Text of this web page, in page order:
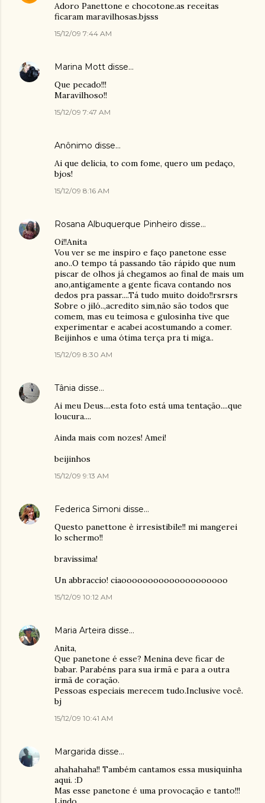
Adoro Panettone e chocotone.as receitas
ficaram maravilhosas.bjsss
15/12/09 7:44 AM
Marina Mott disse…
Que pecado!!!
Maravilhoso!!
15/12/09 7:47 AM
Anônimo disse…
Ai que delicia, to com fome, quero um pedaço,
bjos!
15/12/09 8:16 AM
Rosana Albuquerque Pinheiro disse…
Oi!!Anita
Vou ver se me inspiro e faço panetone esse
ano..O tempo tá passando tão rápido que num
piscar de olhos já chegamos ao final de mais um
ano,antigamente a gente ficava contando nos
dedos pra passar....Tá tudo muito doido!!rsrsrs
Sobre o jiló..,acredito sim,não são todos que
comem, mas eu teimosa e gulosinha tive que
experimentar e acabei acostumando a comer.
Beijinhos e uma ótima terça pra ti miga..
15/12/09 8:30 AM
Tânia disse…
Ai meu Deus....esta foto está uma tentação....que
loucura....
Ainda mais com nozes! Amei!
beijinhos
15/12/09 9:13 AM
Federica Simoni disse…
Questo panettone è irresistibile!! mi mangerei
lo schermo!!
bravissima!
Un abbraccio! ciaoooooooooooooooooooo
15/12/09 10:12 AM
Maria Arteira disse…
Anita,
Que panetone é esse? Menina deve ficar de
babar. Parabéns para sua irmã e para a outra
irmã de coração.
Pessoas especiais merecem tudo.Inclusive você.
bj
15/12/09 10:41 AM
Margarida disse…
ahahahaha!! Também cantamos essa musiquinha
aqui. :D
Mas esse panetone é uma provocação e tanto!!!